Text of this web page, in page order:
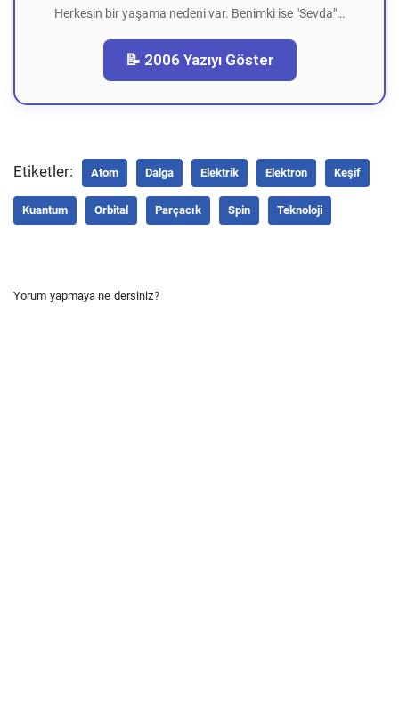
Herkesin bir yaşama nedeni var. Benimki ise "Sevda"…
📝 2006 Yazıyı Göster
Etiketler: Atom Dalga Elektrik Elektron Keşif
Kuantum Orbital Parçacık Spin Teknoloji
Yorum yapmaya ne dersiniz?